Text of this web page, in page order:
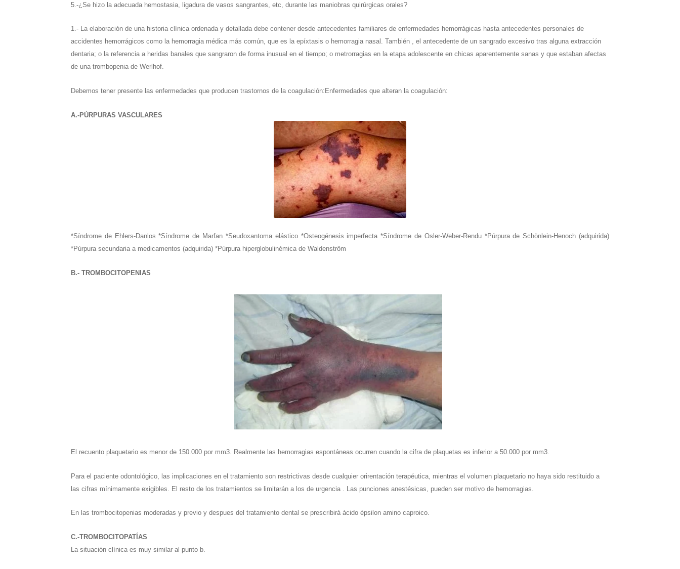
5.-¿Se hizo la adecuada hemostasia, ligadura de vasos sangrantes, etc, durante las maniobras quirúrgicas orales?
1.- La elaboración de una historia clínica ordenada y detallada debe contener desde antecedentes familiares de enfermedades hemorrágicas hasta antecedentes personales de
accidentes hemorrágicos como la hemorragia médica más común, que es la epíxtasis o hemorragia nasal. También , el antecedente de un sangrado excesivo tras alguna extracción
dentaria; o la referencia a heridas banales que sangraron de forma inusual en el tiempo; o metrorragias en la etapa adolescente en chicas aparentemente sanas y que estaban afectas
de una trombopenia de Werlhof.
Debemos tener presente las enfermedades que producen trastornos de la coagulación:Enfermedades que alteran la coagulación:
A.-PÚRPURAS VASCULARES
*Síndrome de Ehlers-Danlos *Síndrome de Marfan *Seudoxantoma elástico *Osteogénesis imperfecta *Síndrome de Osler-Weber-Rendu *Púrpura de Schönlein-Henoch (adquirida)
*Púrpura secundaria a medicamentos (adquirida) *Púrpura hiperglobulinémica de Waldenström
B.- TROMBOCITOPENIAS
El recuento plaquetario es menor de 150.000 por mm3. Realmente las hemorragias espontáneas ocurren cuando la cifra de plaquetas es inferior a 50.000 por mm3.
Para el paciente odontológico, las implicaciones en el tratamiento son restrictivas desde cualquier orirentación terapéutica, mientras el volumen plaquetario no haya sido restituido a
las cifras mínimamente exigibles. El resto de los tratamientos se limitarán a los de urgencia . Las punciones anestésicas, pueden ser motivo de hemorragias.
En las trombocitopenias moderadas y previo y despues del tratamiento dental se prescribirá ácido épsilon amino caproico.
C.-TROMBOCITOPATÍAS
La situación clínica es muy similar al punto b.